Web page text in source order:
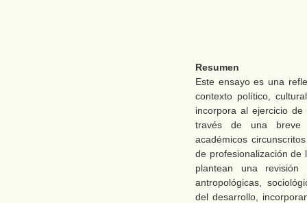
Resumen
Este ensayo es una
contexto político,
incorpora al ejercicio
través de una breve
académicos
de profesionalización de
plantean una
antropológicas,
del desarrollo,